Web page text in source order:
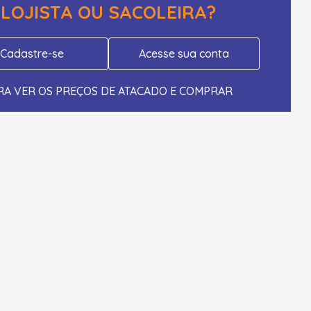
LOJISTA OU SACOLEIRA?
Cadastre-se Acesse sua conta
VER OS PREÇOS DE ATACADO E COMPRAR